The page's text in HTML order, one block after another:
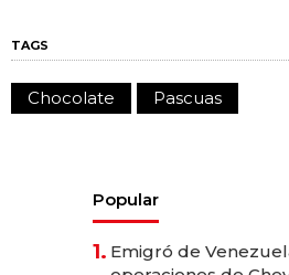
TAGS
Chocolate Pascuas
Popular
1. Emigró de